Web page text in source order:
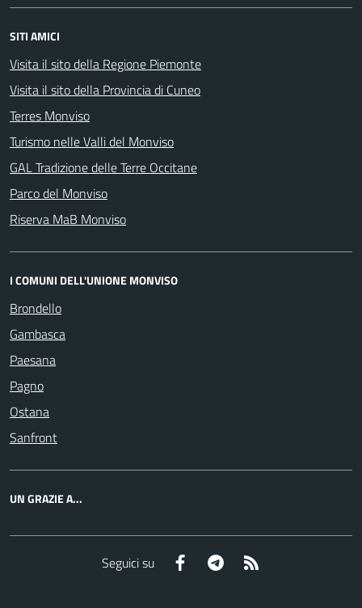
SITI AMICI
Visita il sito della Regione Piemonte
Visita il sito della Provincia di Cuneo
Terres Monviso
Turismo nelle Valli del Monviso
GAL Tradizione delle Terre Occitane
Parco del Monviso
Riserva MaB Monviso
I COMUNI DELL'UNIONE MONVISO
Brondello
Gambasca
Paesana
Pagno
Ostana
Sanfront
UN GRAZIE A...
Seguici su Facebook Telegram